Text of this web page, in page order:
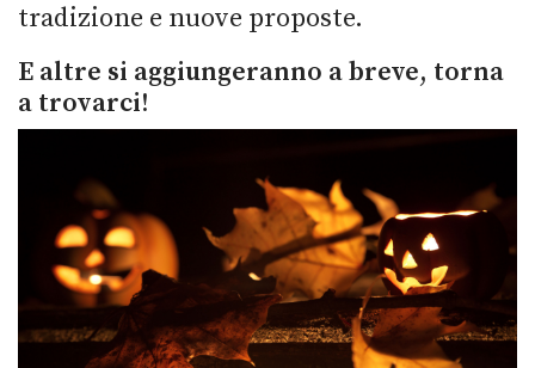
tradizione e nuove proposte.
E altre si aggiungeranno a breve, torna
a trovarci!